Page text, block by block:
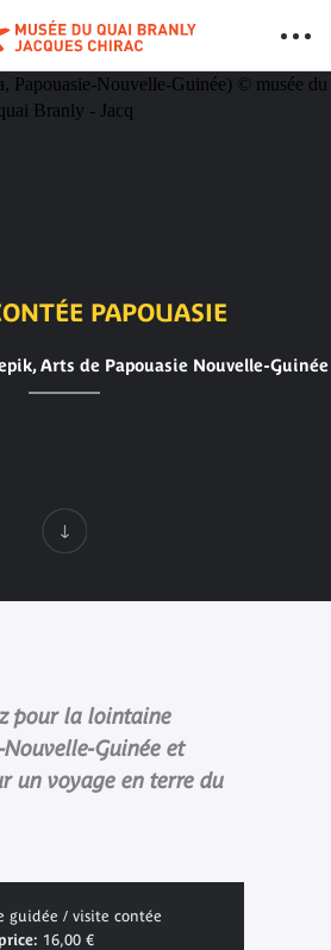
PAPOUASIE
Arts de Papouasie Nouvelle-Guinée
pour la lointaine
Nouvelle-Guinée et
un voyage en terre du
guidée / visite contée
16,00 €